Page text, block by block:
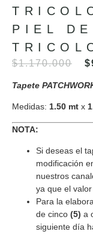
PIEL DE
$1.170.000 $
Tapete
Medidas: 1.50 mt x
NOTA:
Si deseas el
modificación
nuestros
ya que el
Para la
de cinco (5) a
siguiente día